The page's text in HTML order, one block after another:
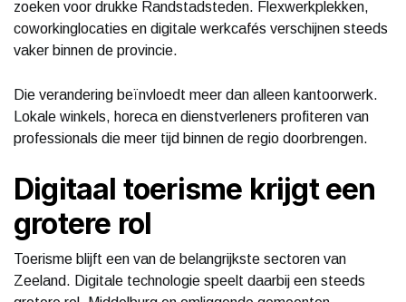
zoeken voor drukke Randstadsteden. Flexwerkplekken,
coworkinglocaties en digitale werkcafés verschijnen steeds
vaker binnen de provincie.
Die verandering beïnvloedt meer dan alleen kantoorwerk.
Lokale winkels, horeca en dienstverleners profiteren van
professionals die meer tijd binnen de regio doorbrengen.
Digitaal toerisme krijgt een
grotere rol
Toerisme blijft een van de belangrijkste sectoren van
Zeeland. Digitale technologie speelt daarbij een steeds